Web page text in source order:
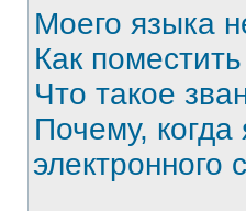
Моего языка
Как
Что такое
Почему,
электронного